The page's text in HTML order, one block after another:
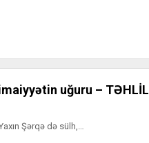
uğuru – TƏHLİL
Şərqə də sülh,…